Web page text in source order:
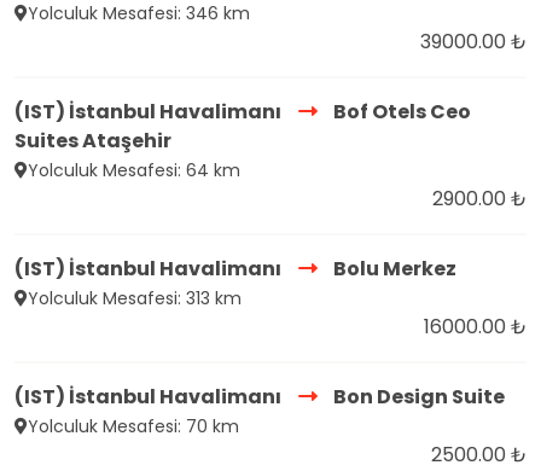
Yolculuk Mesafesi: 346 km
39000.00 ₺
(IST) İstanbul Havalimanı
Bof Otels Ceo
Suites Ataşehir
Yolculuk Mesafesi: 64 km
2900.00 ₺
(IST) İstanbul Havalimanı Bolu Merkez
Yolculuk Mesafesi: 313 km
16000.00 ₺
(IST) İstanbul Havalimanı Bon Design Suite
Yolculuk Mesafesi: 70 km
2500.00 ₺